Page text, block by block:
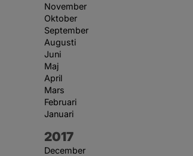
November
Oktober
September
Augusti
Juni
Maj
April
Mars
Februari
Januari
År:
2017
December